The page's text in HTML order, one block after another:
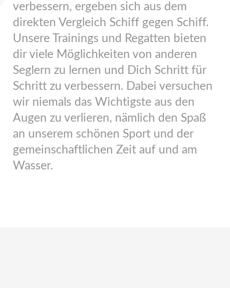
verbessern, ergeben sich aus dem
direkten Vergleich Schiff gegen Schiff.
Unsere Trainings und Regatten bieten
dir viele Möglichkeiten von anderen
Seglern zu lernen und Dich Schritt für
Schritt zu verbessern. Dabei versuchen
wir niemals das Wichtigste aus den
Augen zu verlieren, nämlich den Spaß
an unserem schönen Sport und der
gemeinschaftlichen Zeit auf und am
Wasser.